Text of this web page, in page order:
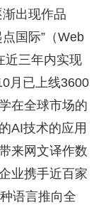
出现作品
国际”（Web
近三年内实现
月已上线3600
在全球市场的
AI技术的应用
来网文译作数
业携手近百家
语言推向全